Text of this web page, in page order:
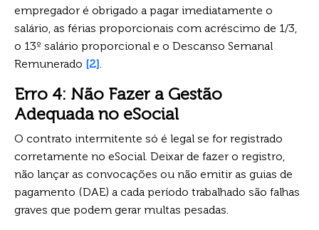
empregador é obrigado a pagar imediatamente o
salário, as férias proporcionais com acréscimo de 1/3,
o 13º salário proporcional e o Descanso Semanal
Remunerado [2].
Erro 4: Não Fazer a Gestão
Adequada no eSocial
O contrato intermitente só é legal se for registrado
corretamente no eSocial. Deixar de fazer o registro,
não lançar as convocações ou não emitir as guias de
pagamento (DAE) a cada período trabalhado são falhas
graves que podem gerar multas pesadas.